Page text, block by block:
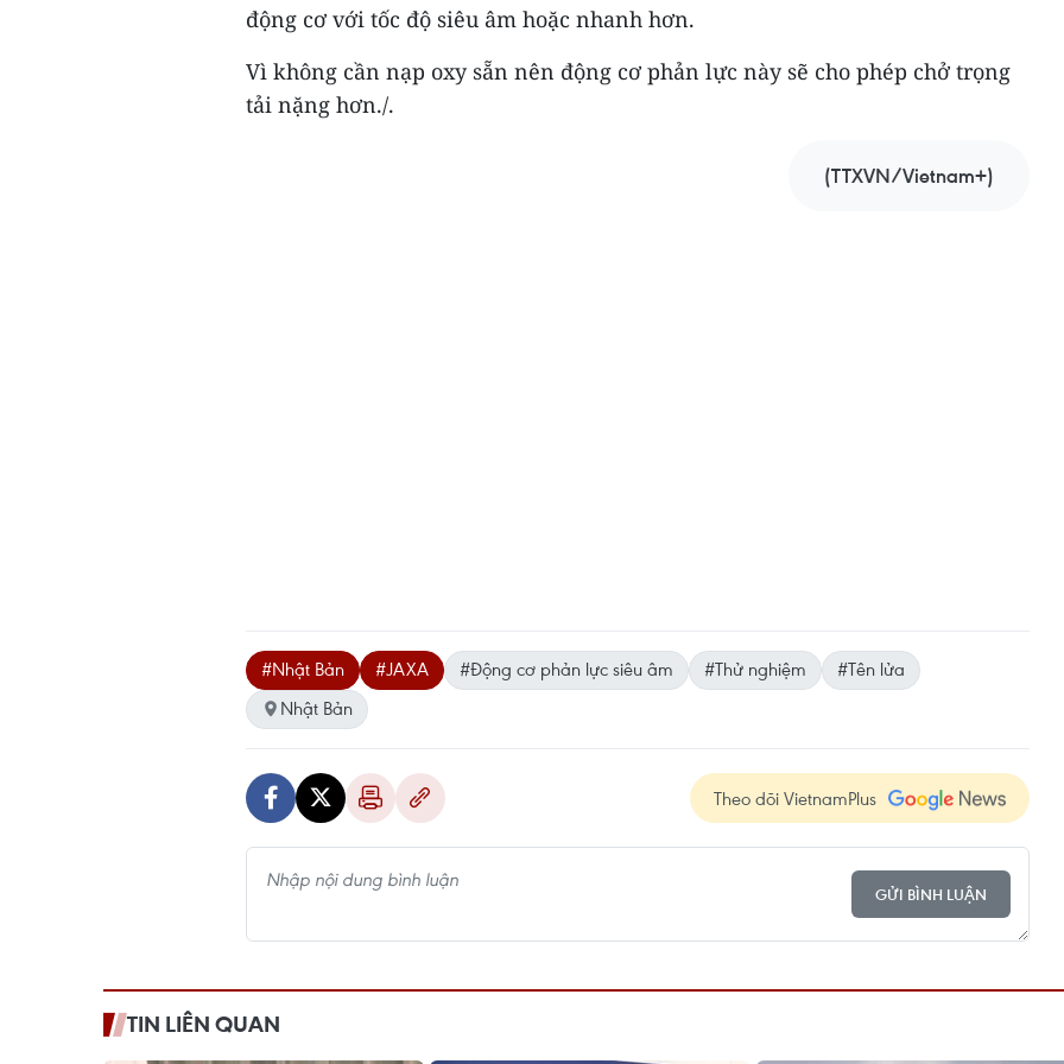
động cơ với tốc độ siêu âm hoặc nhanh hơn.
Vì không cần nạp oxy sẵn nên động cơ phản lực này sẽ cho phép chở trọng
tải nặng hơn./.
(TTXVN/Vietnam+)
#Nhật Bản #JAXA #Động cơ phản lực siêu âm #Thử nghiệm
#Tên lửa
Nhật Bản
Theo dõi VietnamPlus
GỬI BÌNH LUẬN
TIN LIÊN QUAN